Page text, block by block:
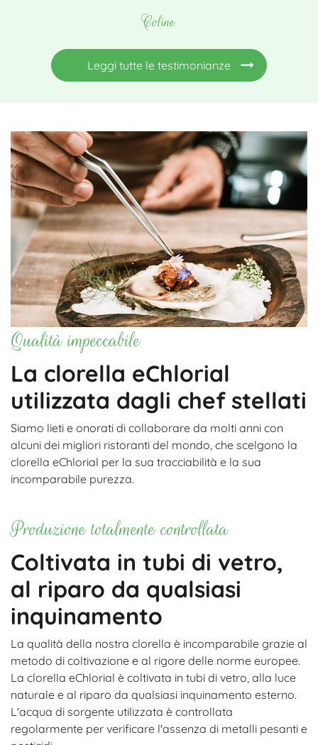
Coline
Leggi tutte le testimonianze
Qualità impeccabile
La clorella eChlorial
utilizzata dagli chef stellati
Siamo lieti e onorati di collaborare da molti anni con
alcuni dei migliori ristoranti del mondo, che scelgono la
clorella eChlorial per la sua tracciabilità e la sua
incomparabile purezza.
Produzione totalmente controllata
Coltivata in tubi di vetro,
al riparo da qualsiasi
inquinamento
La qualità della nostra clorella è incomparabile grazie al
metodo di coltivazione e al rigore delle norme europee.
La clorella eChlorial è coltivata in tubi di vetro, alla luce
naturale e al riparo da qualsiasi inquinamento esterno.
L'acqua di sorgente utilizzata è controllata
regolarmente per verificare l'assenza di metalli pesanti e